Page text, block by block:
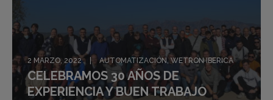
2 MARZO, 2022 AUTOMATIZACIÓN, WETRON IBERICA
CELEBRAMOS 30 AÑOS DE
EXPERIENCIA Y BUEN TRABAJO